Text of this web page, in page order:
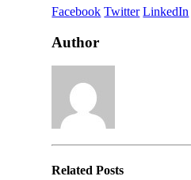
Facebook Twitter LinkedIn
Author
RelatedPosts